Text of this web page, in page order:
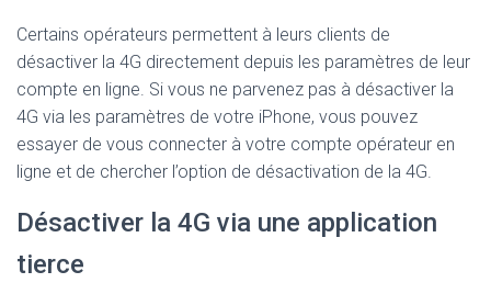
Certains opérateurs permettent à leurs clients de
désactiver la 4G directement depuis les paramètres de leur
compte en ligne. Si vous ne parvenez pas à désactiver la
4G via les paramètres de votre iPhone, vous pouvez
essayer de vous connecter à votre compte opérateur en
ligne et de chercher l’option de désactivation de la 4G.
Désactiver la 4G via une application
tierce